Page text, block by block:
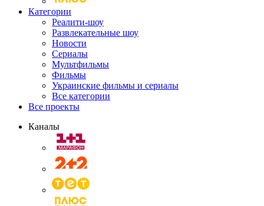
Категории
Реалити-шоу
Развлекательные шоу
Новости
Сериалы
Мультфильмы
Фильмы
Украинские фильмы и сериалы
Все категории
Все проекты
Каналы